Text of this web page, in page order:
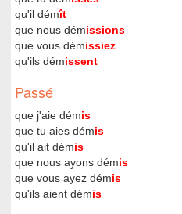
qu'il démît
que nous démissions
que vous démissiez
qu'ils démissent
Passé
que j'aie démis
que tu aies démis
qu'il ait démis
que nous ayons démis
que vous ayez démis
qu'ils aient démis